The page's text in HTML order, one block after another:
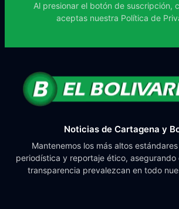
Al presionar el botón de suscripción,
aceptas nuestra Política de
Noticias de Cartagena y
Mantenemos los más altos
periodística y reportaje ético,
transparencia prevalezcan en todo